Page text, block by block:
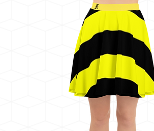
como
o sol